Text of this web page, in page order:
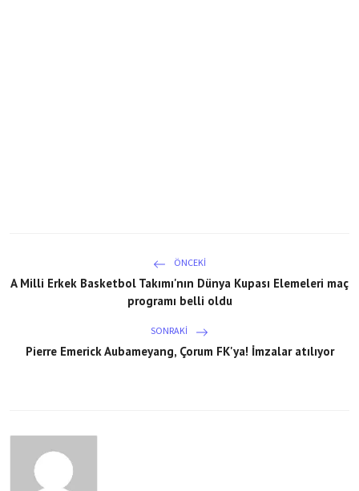
ÖNCEKI
A Milli Erkek Basketbol Takımı'nın Dünya Kupası Elemeleri maç
programı belli oldu
SONRAKI
Pierre Emerick Aubameyang, Çorum FK'ya! İmzalar atılıyor